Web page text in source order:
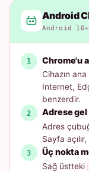
Android
Android
Chrome'u
Cihazın
Internet,
benzerdir.
Adrese gel
Adres
Sayfa
Üç nokta
Sağ üstteki